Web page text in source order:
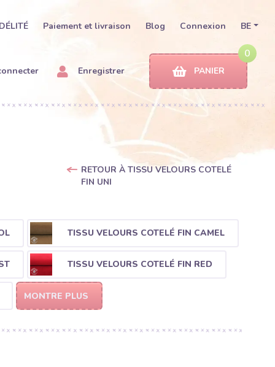
Paiement et livraison Blog Connexion BE
Enregistrer
0
PANIER
RETOUR À TISSU VELOURS COTELÉ
FIN UNI
TISSU VELOURS COTELÉ FIN CAMEL
TISSU VELOURS COTELÉ FIN RED
MONTRE PLUS